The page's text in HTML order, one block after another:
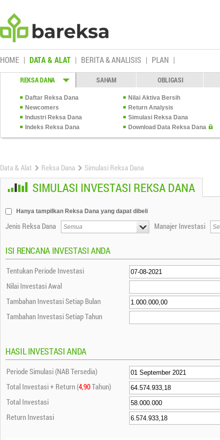
HOME DATA & ALAT BERITA & ANALISIS PLAN
REKSA DANA SAHAM OBLIGASI
Daftar Reksa Dana
Nilai Aktiva Bersih
Newcomers
Return Analysis
Industri Reksa Dana
Simulasi Reksa Dana
Indeks Reksa Dana
Download Data Reksa Dana
Data & Alat Reksa Dana Simulasi Reksa Dana
SIMULASI INVESTASI REKSA DANA
Hanya tampilkan Reksa Dana yang dapat dibeli
Jenis Reksa Dana Manajer Investasi
ISI RENCANA INVESTASI ANDA
Tentukan Periode Investasi
Nilai Investasi Awal
Tambahan Investasi Setiap Bulan
Tambahan Investasi Setiap Tahun
HASIL INVESTASI ANDA
Periode Simulasi (NAB Tersedia)
Total Investasi + Return (4,90Tahun)
Total Investasi
Return Investasi